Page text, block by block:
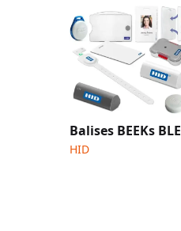
Balises BEEKs BLE
HID